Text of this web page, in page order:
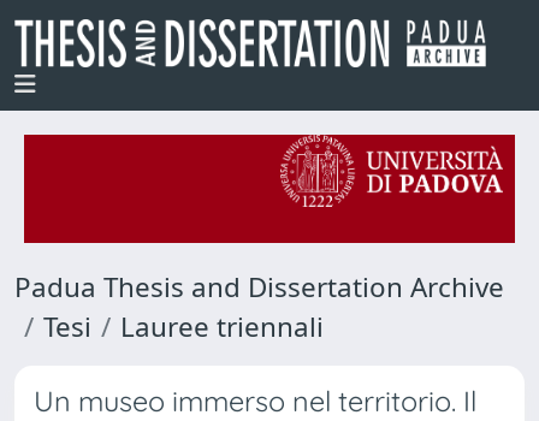
Padua Thesis and Dissertation Archive
Tesi
Lauree triennali
Un museo immerso nel territorio. Il